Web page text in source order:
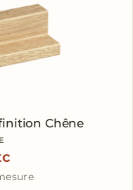
Chêne